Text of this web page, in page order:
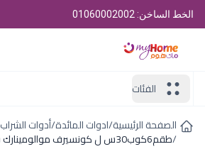
الخط الساخن: 01060002002
الفئات
الصفحة الرئيسية/ادوات المائدة/أدوات الشراب
/طقم6كوب30س ل كونسيرف موالومينارك فرنساوى